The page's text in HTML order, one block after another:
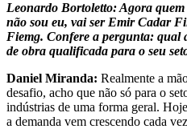
Leonardo Bortoletto: Agora
não sou eu, vai ser Emir Cadar
Fiemg. Confere a pergunta: qual
de obra qualificada para o seu
Daniel Miranda: Realmente a
desafio, acho que não só para o
indústrias de uma forma geral.
a demanda vem crescendo cada